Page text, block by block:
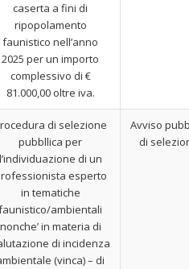
caserta a fini di
ripopolamento
faunistico nell’anno
2025 per un importo
complessivo di €
81.000,00 oltre iva.
di selezione
pubbllica per
l’individuazione di un
esperto
in tematiche
ambientali
nonche’ in materia di
di incidenza
(vinca) – di
Avviso
di